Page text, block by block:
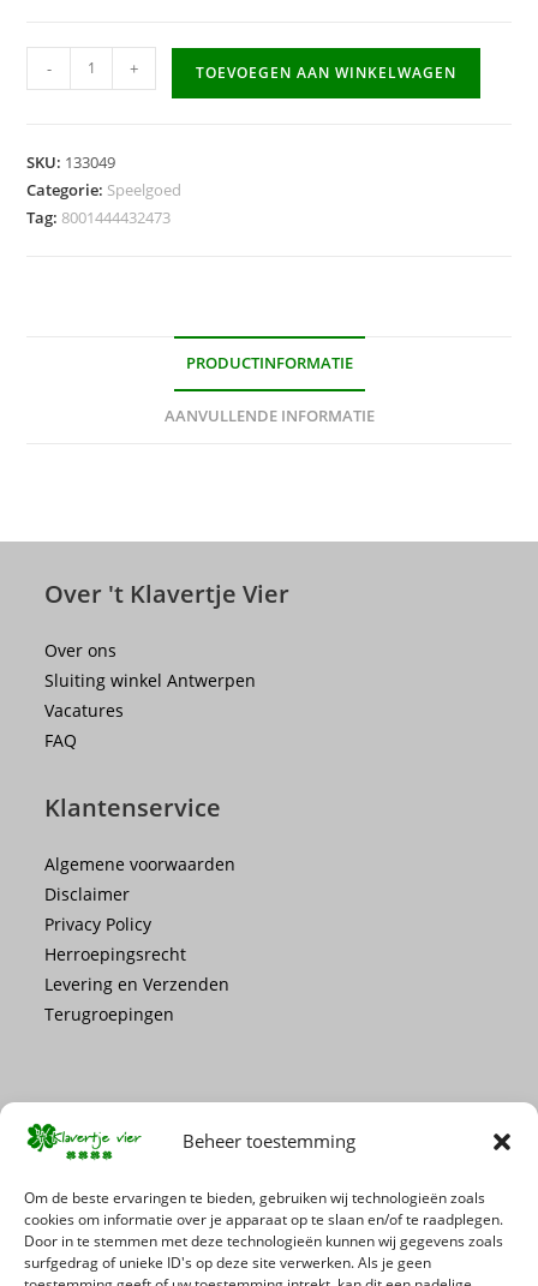
Beheer toestemming
Om de beste ervaringen te bieden, gebruiken wij technologieën zoals
cookies om informatie over je apparaat op te slaan en/of te raadplegen.
Door in te stemmen met deze technologieën kunnen wij gegevens zoals
surfgedrag of unieke ID's op deze site verwerken. Als je geen
Monsuno
Deluxe
aantal
- + TOEVOEGEN AAN WINKELWAGEN
SKU: 133049
Categorie: Speelgoed
Tag:8001444432473
PRODUCTINFORMATIE
AANVULLENDE INFORMATIE
Over 't Klavertje Vier
Over ons
Sluiting winkel Antwerpen
Vacatures
FAQ
Klantenservice
Algemene voorwaarden
Disclaimer
Privacy Policy
Herroepingsrecht
Levering en Verzenden
Terugroepingen
Mis geen enkele actie of promotie!
Schrijf je in voor onze nieuwsbrief